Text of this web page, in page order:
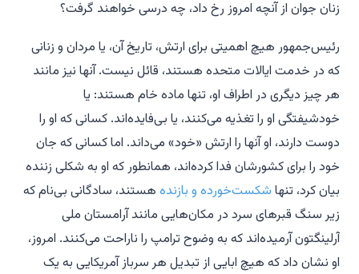
زنان جوان از آنچه امروز رخ داد، چه درسی خواهند گرفت؟
رئیس‌جمهور هیچ اهمیتی برای ارتش، تاریخ آن، یا مردان و زنانی
که در خدمت ایالات متحده هستند، قائل نیست. آنها نیز مانند
هر چیز دیگری در اطراف او، تنها ماده خام هستند: یا
خودشیفتگی او را تغذیه می‌کنند، یا بی‌فایده‌اند. کسانی که او را
دوست دارند، او آنها را ارتش «خود» می‌داند. اما کسانی که جان
خود را برای کشورشان فدا کرده‌اند، همانطور که او به شکلی زننده
بیان کرد، تنها شکست‌خورده و بازنده هستند، سادگانی بی‌نام که
زیر سنگ قبرهای سرد در مکان‌هایی مانند آرامستان ملی
آرلینگتون آرمیده‌اند که به وضوح ترامپ را ناراحت می‌کنند. امروز،
او نشان داد که هیچ ابایی از تبدیل هر سرباز آمریکایی به یک